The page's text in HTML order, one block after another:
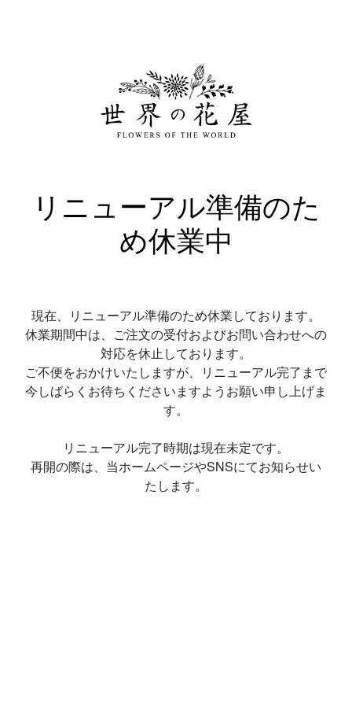
リニューアル準備のた
め休業中
現在、リニューアル準備のため休業しております。
休業期間中は、ご注文の受付およびお問い合わせへの
対応を休止しております。
ご不便をおかけいたしますが、リニューアル完了まで
今しばらくお待ちくださいますようお願い申し上げま
す。
リニューアル完了時期は現在未定です。
再開の際は、当ホームページやSNSにてお知らせい
たします。